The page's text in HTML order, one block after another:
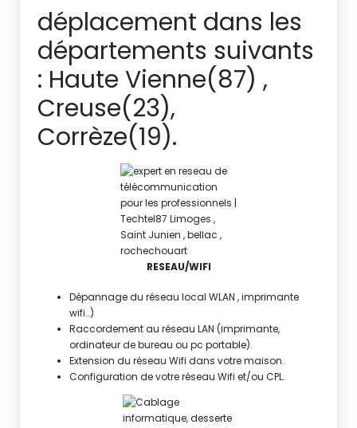
déplacement dans les
départements suivants
: Haute Vienne(87) ,
Creuse(23),
Corrèze(19).
RESEAU/WIFI
Dépannage du réseau local WLAN , imprimante
wifi..)
Raccordement au réseau LAN (imprimante,
ordinateur de bureau ou pc portable).
Extension du réseau Wifi dans votre maison.
Configuration de votre réseau Wifi et/ou CPL.